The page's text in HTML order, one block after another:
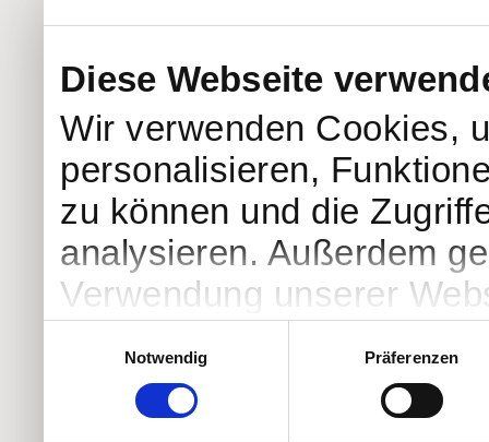
Diese Webseite
Wir verwenden Cookies,
personalisieren,
zu können und die
analysieren. Außerdem
Verwendung unserer
Partner führen diese
weiteren Daten
Notwendig
Präferenzen